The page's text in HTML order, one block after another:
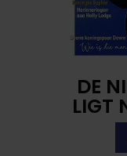
DE
LIGT